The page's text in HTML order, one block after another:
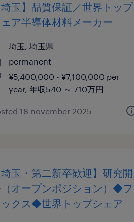
埼玉】品質保証／世界トップ
ア半導体材料メーカー
埼玉, 埼玉県
permanent
¥5,400,000 - ¥7,100,000 per
year, 年収540 ～ 710万円
18 november 2025
埼玉・第二新卒歓迎】研究開
オープンポジション）◆フ
ックス◆世界トップシェア